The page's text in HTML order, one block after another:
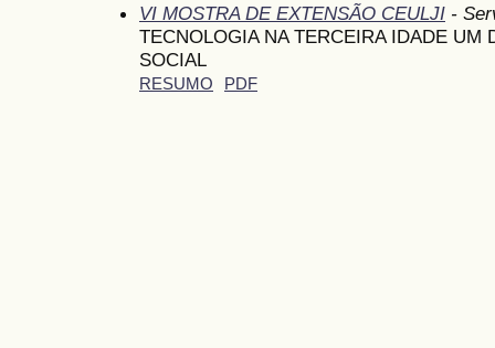
VI MOSTRA DE EXTENSÃO CEULJI -
TECNOLOGIA NA TERCEIRA IDADE UM
SOCIAL
RESUMO PDF